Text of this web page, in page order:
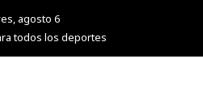
agosto 6
todos los deportes